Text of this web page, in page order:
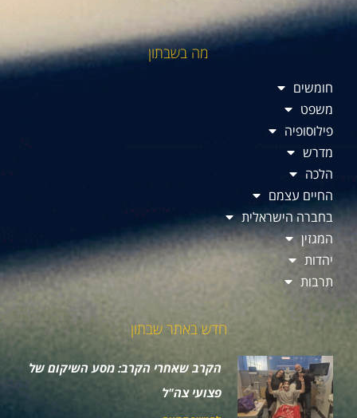
מה בשבתון
חומשים
משפט
פילוסופיה
מדרש
הלכה
החיים עצמם
בחברה הישראלית
המגזין
יהדות
תרבות
חדש באתר שבתון
הקרב שאחרי הקרב: מסע השיקום של
פצועי צה"ל